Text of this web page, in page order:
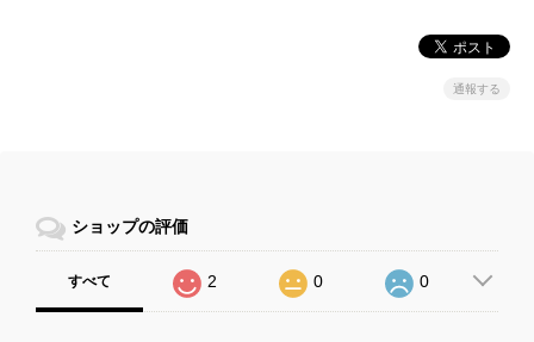
通報する
ショップの評価
すべて 2 0 0